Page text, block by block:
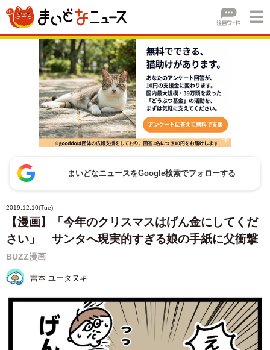
まいどなニュースをGoogle検索でフォローする
2019.12.10(Tue)
【漫画】「今年のクリスマスはげん金にしてくだ
さい」 サンタへ現実的すぎる娘の手紙に父衝撃
BUZZ漫画
吉本 ユータヌキ